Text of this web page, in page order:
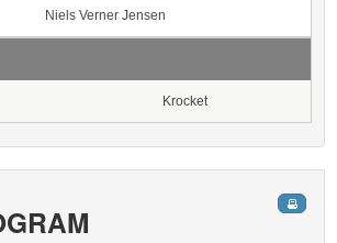
Niels Verner Jensen
Krocket